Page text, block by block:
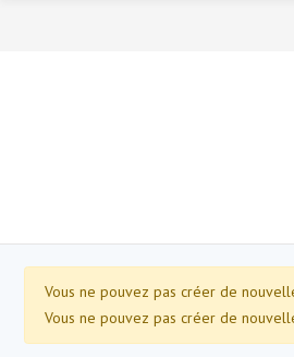
Vous ne pouvez pas créer de
Vous ne pouvez pas créer de